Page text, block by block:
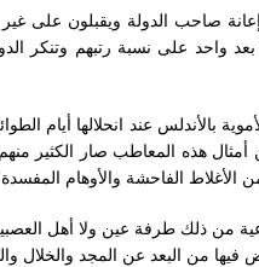
صاحب الدولة ويقبلون على
واحد على نسبة رتبهم وتنكر
بالأندلس عند انحلالها أيام
أمثال هذه المعاطب صار الكثير
الفاحشة والأوهام المفسدة
من ذلك طرفة عين ولا أهل
من البعد عن المجد والخلال